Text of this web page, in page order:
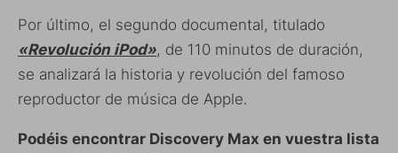
Por último, el segundo documental, titulado
«Revolución iPod», de 110 minutos de duración,
se analizará la historia y revolución del famoso
reproductor de música de Apple.
Podéis encontrar Discovery Max en vuestra lista